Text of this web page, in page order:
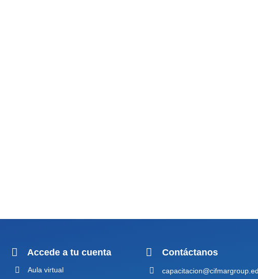
Accede a tu cuenta
Aula virtual
Contáctanos